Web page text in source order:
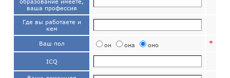
ваша профессия
Где вы работаете и
кем
Ваш пол он она оно *
ICQ